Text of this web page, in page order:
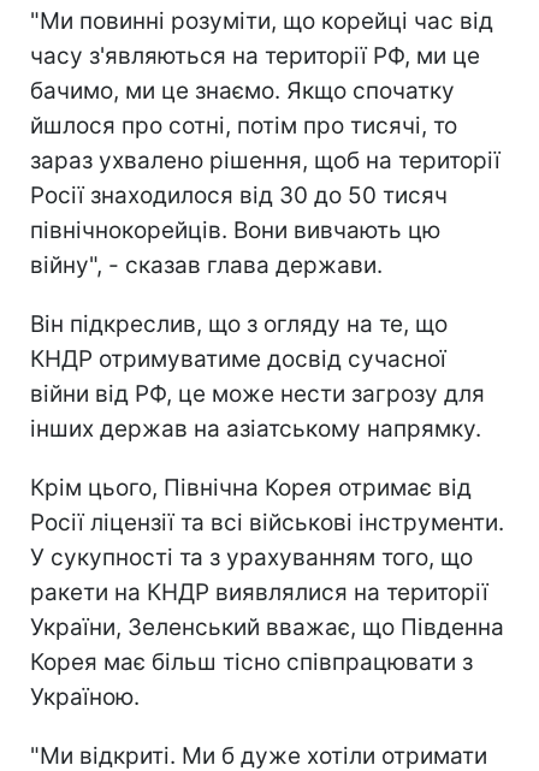
"Ми повинні розуміти, що корейці час від
часу з'являються на території РФ, ми це
бачимо, ми це знаємо. Якщо спочатку
йшлося про сотні, потім про тисячі, то
зараз ухвалено рішення, щоб на території
Росії знаходилося від 30 до 50 тисяч
північнокорейців. Вони вивчають цю
війну", - сказав глава держави.
Він підкреслив, що з огляду на те, що
КНДР отримуватиме досвід сучасної
війни від РФ, це може нести загрозу для
інших держав на азіатському напрямку.
Крім цього, Північна Корея отримає від
Росії ліцензії та всі військові інструменти.
У сукупності та з урахуванням того, що
ракети на КНДР виявлялися на території
України, Зеленський вважає, що Південна
Корея має більш тісно співпрацювати з
Україною.
"Ми відкриті. Ми б дуже хотіли отримати